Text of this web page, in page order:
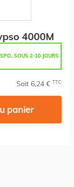
4000M
SOUS 2-10 JOURS
Soit 6,24 € TTC
panier